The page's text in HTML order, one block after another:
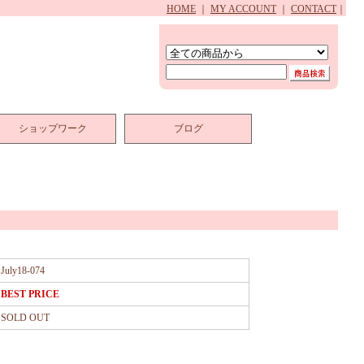
HOME MY ACCOUNT CONTACT
ショップワーク ブログ
July18-074
BEST PRICE
SOLD OUT